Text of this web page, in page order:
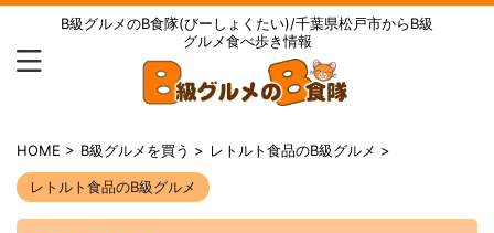
B級グルメのB食隊(びーしょくたい)/千葉県松戸市からB級
グルメ食べ歩き情報
HOME > B級グルメを買う > レトルト食品のB級グルメ >
レトルト食品のB級グルメ